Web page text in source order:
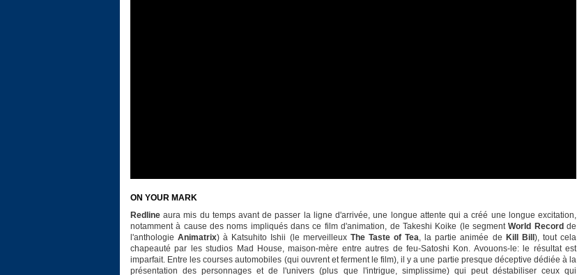
ON YOUR MARK
Redline aura mis du temps avant de passer la ligne d'arrivée, une longue attente qui a créé une longue excitation,
notamment à cause des noms impliqués dans ce film d'animation, de Takeshi Koike (le segmentWorld Record de
l'anthologieAnimatrix) à Katsuhito Ishii (le merveilleux The Taste of Tea, la partie animée de Kill Bill ), tout cela
chapeauté par les studios Mad House, maison-mère entre autres de feu-Satoshi Kon. Avouons-le: le résultat est
imparfait. Entre les courses automobiles (qui ouvrent et ferment le film), il y a une partie presque déceptive dédiée à la
présentation des personnages et de l'univers (plus que l'intrigue, simplissime) qui peut déstabiliser ceux qui